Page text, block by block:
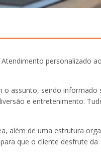
personalizado ao
o assunto, sendo informado
e entretenimento.
além de uma estrutura
que o cliente desfrute da